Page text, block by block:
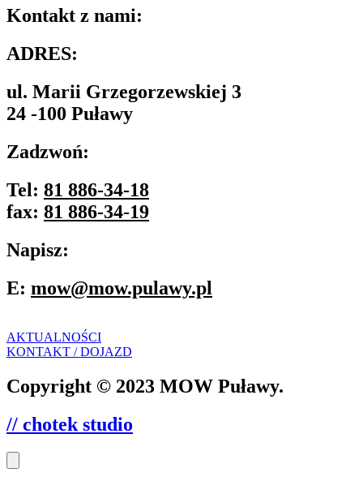
Kontakt z nami:
ADRES:
ul. Marii Grzegorzewskiej 3
24 -100 Puławy
Zadzwoń:
Tel: 81 886-34-18
fax: 81 886-34-19
Napisz:
E: mow@mow.pulawy.pl
AKTUALNOŚCI
KONTAKT / DOJAZD
Copyright © 2023 MOW Puławy.
// chotek studio